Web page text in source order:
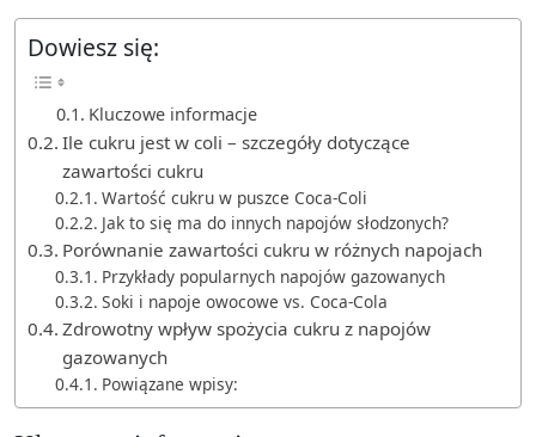
Dowiesz się:
Kluczowe informacje
Ile cukru jest w coli – szczegóły dotyczące
zawartości cukru
Wartość cukru w puszce Coca-Coli
Jak to się ma do innych napojów słodzonych?
Porównanie zawartości cukru w różnych napojach
Przykłady popularnych napojów gazowanych
Soki i napoje owocowe vs. Coca-Cola
Zdrowotny wpływ spożycia cukru z napojów
gazowanych
Powiązane wpisy: